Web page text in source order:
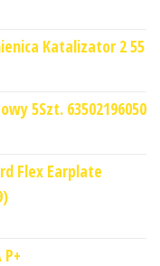
Katalizator 2 55
5Szt. 63502196050
Flex Earplate